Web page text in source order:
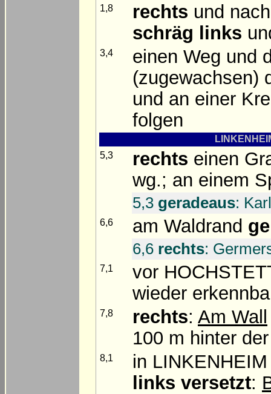
1,8 rechts und
schräg links
3,4
einen Weg und
(zugewachsen)
und an einer
folgen
5,3
rechts einen
wg.; an einem
5,3 geradeaus:
6,6 am Waldrand
6,6 rechts:
7,1
vor
wieder
7,8 rechts: Am Wall
100 m hinter
8,1
in
links versetzt: